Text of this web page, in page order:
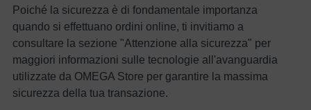
Poiché la sicurezza è di fondamentale importanza
quando si effettuano ordini online, ti invitiamo a
consultare la sezione "Attenzione alla sicurezza" per
maggiori informazioni sulle tecnologie all'avanguardia
utilizzate da OMEGA Store per garantire la massima
sicurezza della tua transazione.